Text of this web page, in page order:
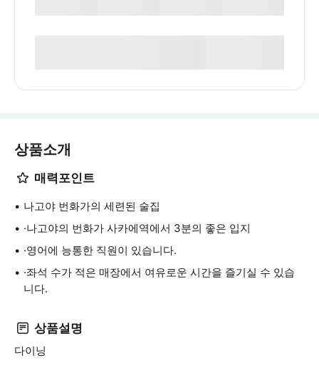
상품소개
매력포인트
나고야 번화가의 세련된 술집
·나고야의 번화가 사카에역에서 3분의 좋은 입지
·영어에 능통한 직원이 있습니다.
·좌석 수가 적은 매장에서 여유로운 시간을 즐기실 수 있습
니다.
상품설명
다이닝